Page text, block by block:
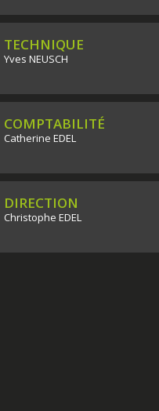
TECHNIQUE
Yves NEUSCH
COMPTABILITÉ
Catherine EDEL
DIRECTION
Christophe EDEL